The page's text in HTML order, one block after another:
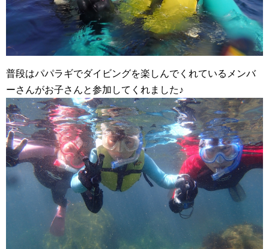
普段はパパラギでダイビングを楽しんでくれているメンバ
ーさんがお子さんと参加してくれました♪